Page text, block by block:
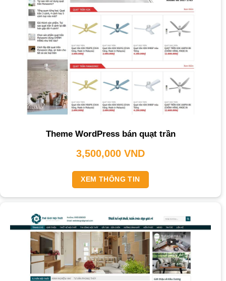
Theme WordPress bán quạt trần
3,500,000 VND
XEM THÔNG TIN